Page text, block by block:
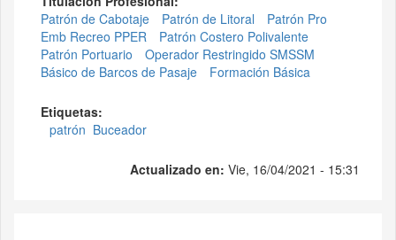
Patrón de Cabotaje
Patrón de Litoral
Patrón Pro
Emb Recreo PPER
Patrón Costero Polivalente
Patrón Portuario
Operador Restringido SMSSM
Básico de Barcos de Pasaje
Formación Básica
Etiquetas:
patrón Buceador
Actualizado en: Vie, 16/04/2021 - 15:31